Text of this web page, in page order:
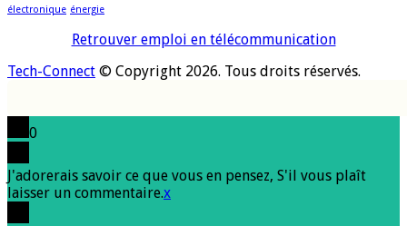
électronique énergie
Retrouver emploi en télécommunication
Tech-Connect © Copyright 2026. Tous droits réservés.
0
J'adorerais savoir ce que vous en pensez, S'il vous plaît
laisser un commentaire.x